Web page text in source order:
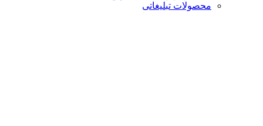
محصولات تبلیغاتی